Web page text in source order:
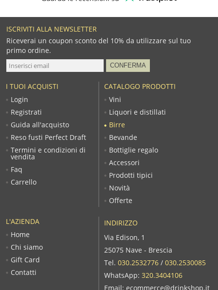
ISCRIVITI ALLA NEWSLETTER
Riceverai un coupon sconto del 10% da utilizzare sul tuo
primo ordine.
L'AZIENDA
Home
Chi siamo
Gift Card
Contatti
CATALOGO PRODOTTI
Vini
Liquori e distillati
Birre
Bevande
Bottiglie regalo
Accessori
Prodotti tipici
Novità
Offerte
I TUOI ACQUISTI
Login
Registrati
Guida all'acquisto
Reso fusti Perfect Draft
Termini e condizioni di
vendita
Faq
Carrello
INDIRIZZO
Via Edison, 1
25075 Nave - Brescia
Tel. 030.2532776/ 030.2530085
WhatsApp: 320.3404106
Email: ecommerce@drinkshop.it